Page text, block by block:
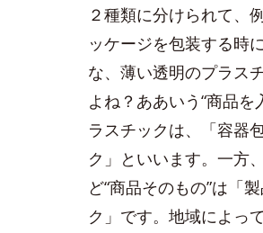
２種類に分けられて、
ッケージを包装する時
な、薄い透明のプラス
よね？ああいう“商品を
ラスチックは、「容器
ク」といいます。一方
ど“商品そのもの”は「
ク」です。地域によっ